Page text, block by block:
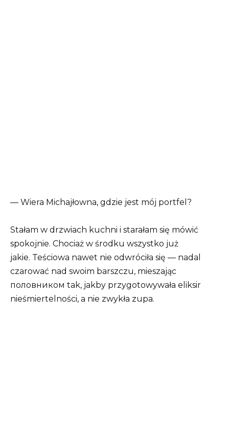
— Wiera Michajłowna, gdzie jest mój portfel?
Stałam w drzwiach kuchni i starałam się mówić
spokojnie. Chociaż w środku wszystko już
jakie. Teściowa nawet nie odwróciła się — nadal
czarować nad swoim barszczu, mieszając
половником tak, jakby przygotowywała eliksir
nieśmiertelności, a nie zwykła zupa.